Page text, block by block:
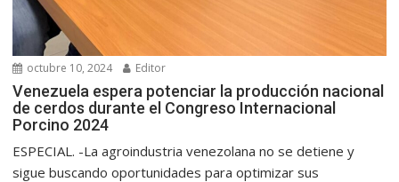
octubre 10, 2024 Editor
Venezuela espera potenciar la producción nacional
de cerdos durante el Congreso Internacional
Porcino 2024
ESPECIAL. -La agroindustria venezolana no se detiene y
sigue buscando oportunidades para optimizar sus